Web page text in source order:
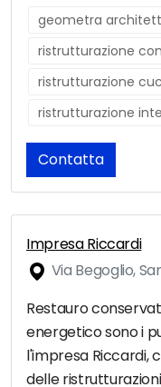
geometra
ristrutturazione
ristrutturazione
ristrutturazione
Contatta
Impresa Riccardi
Via Begoglio,
Restauro
energetico sono i
l'impresa Riccardi,
delle